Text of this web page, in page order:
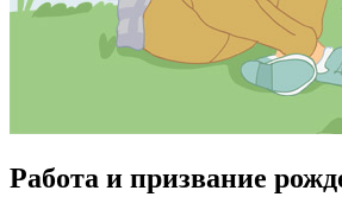
Работа и призвание